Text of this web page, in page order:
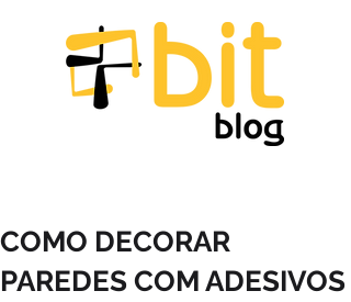
COMO DECORAR
PAREDES COM ADESIVOS